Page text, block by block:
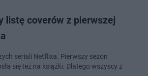
listę coverów z pierwszej
seriali Netflixa. Pierwszy sezon
się też na książki. Dlatego wszyscy z